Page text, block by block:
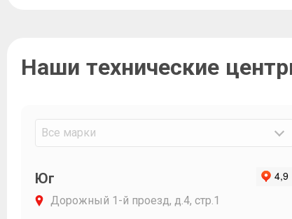
Наши технические
Все марки
Юг
Дорожный 1-й проезд, д.4, стр.1